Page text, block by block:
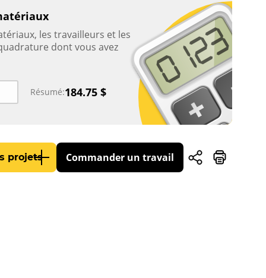
les travailleurs et les
dont vous avez
Résumé:184.75 $
projets Commander un travail